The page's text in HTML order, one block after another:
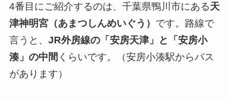
4番目にご紹介するのは、千葉県鴨川市にある天
津神明宮（あまつしんめいぐう） です。路線で
言うと、 JR外房線の「安房天津」と「安房小
湊」の中間 くらいです。（安房小湊駅からバス
があります）